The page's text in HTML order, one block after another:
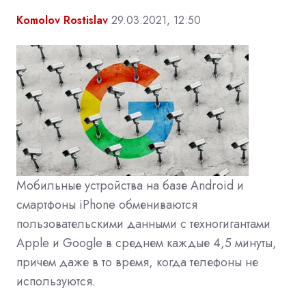
Komolov Rostislav 29.03.2021, 12:50
Мобильные устройства на базе Android и
смартфоны iPhone обмениваются
пользовательскими данными с техногигантами
Apple и Google в среднем каждые 4,5 минуты,
причем даже в то время, когда телефоны не
используются.